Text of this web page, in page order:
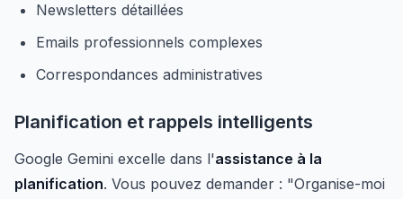
Newsletters détaillées
Emails professionnels complexes
Correspondances administratives
Planification et rappels intelligents
Google Gemini excelle dans l'assistance à la
planification. Vous pouvez demander : "Organise-moi